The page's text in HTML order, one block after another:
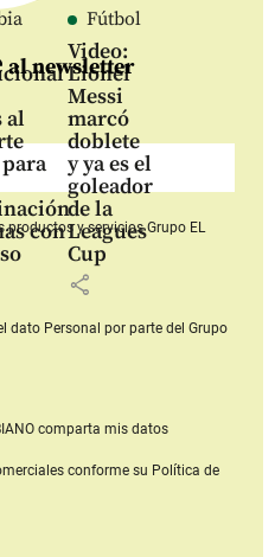
al
con
Fútbol
Video:
Lionel
Messi
marcó
doblete
y ya es el
goleador
de la
Leagues
Cup
share
al newsletter
productos y serviciosGrupo EL
dato Personal por parte del Grupo
comparta mis datos
conforme su Política de